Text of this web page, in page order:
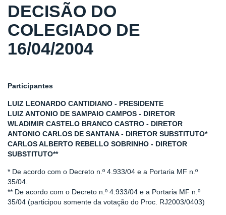
DECISÃO DO
COLEGIADO DE
16/04/2004
Participantes
LUIZ LEONARDO CANTIDIANO - PRESIDENTE
LUIZ ANTONIO DE SAMPAIO CAMPOS - DIRETOR
WLADIMIR CASTELO BRANCO CASTRO - DIRETOR
ANTONIO CARLOS DE SANTANA - DIRETOR SUBSTITUTO*
CARLOS ALBERTO REBELLO SOBRINHO - DIRETOR
SUBSTITUTO**
* De acordo com o Decreto n.º 4.933/04 e a Portaria MF n.º
35/04.
** De acordo com o Decreto n.º 4.933/04 e a Portaria MF n.º
35/04 (participou somente da votação do Proc. RJ2003/0403)